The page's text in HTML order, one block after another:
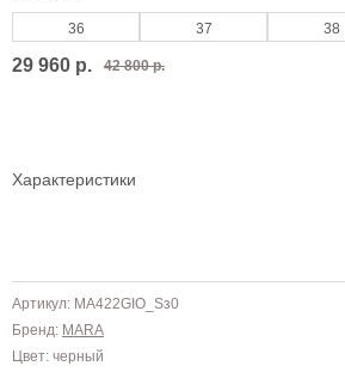
36 37 38
29 960 р. 42 800 р.
Характеристики
Артикул: MA422GIO_Sз0
Бренд: MARA
Цвет: черный